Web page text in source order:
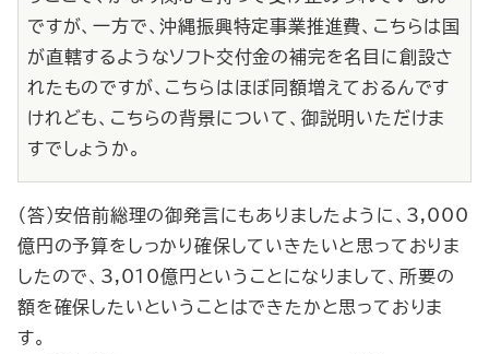
ですが、一方で、沖縄振興特定事業推進費、こちらは国
が直轄するようなソフト交付金の補完を名目に創設さ
れたものですが、こちらはほぼ同額増えておるんです
けれども、こちらの背景について、御説明いただけま
すでしょうか。
（答）安倍前総理の御発言にもありましたように、3,000
億円の予算をしっかり確保していきたいと思っておりま
したので、3,010億円ということになりまして、所要の
額を確保したいということはできたかと思っておりま
す。